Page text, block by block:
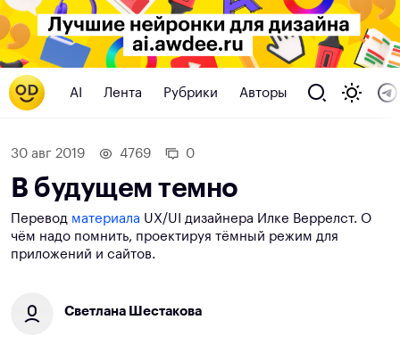
AI Лента Рубрики Авторы
30 авг 2019 4769 0
В будущем темно
Перевод материала UX/UI дизайнера Илке Веррелст. О
чём надо помнить, проектируя тёмный режим для
приложений и сайтов.
Светлана Шестакова